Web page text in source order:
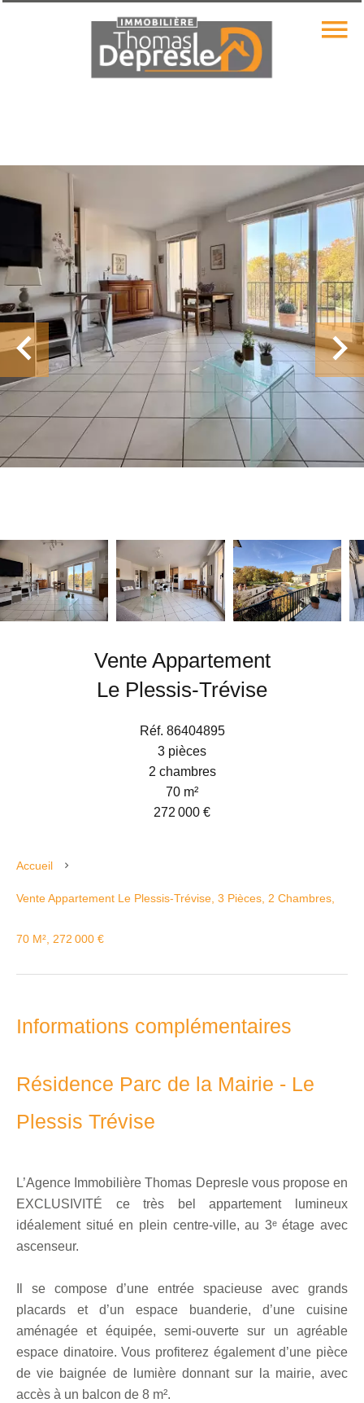
Vente Appartement
Le Plessis-Trévise
Réf. 86404895
3 pièces
2 chambres
70 m²
272 000 €
Accueil
Vente Appartement Le Plessis-Trévise, 3 Pièces, 2 Chambres,
70 M², 272 000 €
Informations complémentaires
Résidence Parc de la Mairie - Le
Plessis Trévise
L’Agence Immobilière Thomas Depresle vous propose en
EXCLUSIVITÉ ce très bel appartement lumineux
idéalement situé en plein centre-ville, au 3ᵉ étage avec
ascenseur.
Il se compose d’une entrée spacieuse avec grands
placards et d’un espace buanderie, d’une cuisine
aménagée et équipée, semi-ouverte sur un agréable
espace dinatoire. Vous profiterez également d’une pièce
de vie baignée de lumière donnant sur la mairie, avec
accès à un balcon de 8 m².